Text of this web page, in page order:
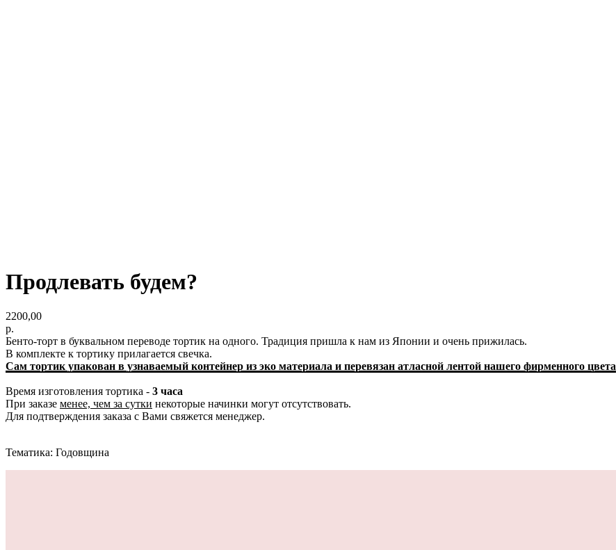
Продлевать будем?
2200,00
р.
Бенто-торт в буквальном переводе тортик на одного. Традиция пришла к нам из Японии и очень прижилась.
В комплекте к тортику прилагается свечка.
Сам тортик упакован в узнаваемый контейнер из эко материала и перевязан атласной лентой нашего фирменного цвета
Время изготовления тортика - 3 часа
При заказе менее, чем за сутки некоторые начинки могут отсутствовать.
Для подтверждения заказа с Вами свяжется менеджер.
Тематика: Годовщина